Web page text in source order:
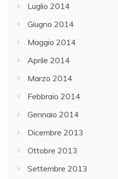
Luglio 2014
Giugno 2014
Maggio 2014
Aprile 2014
Marzo 2014
Febbraio 2014
Gennaio 2014
Dicembre 2013
Ottobre 2013
Settembre 2013